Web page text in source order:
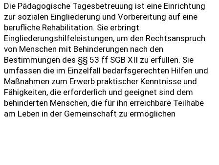
Die Pädagogische Tagesbetreuung ist eine Einrichtung
zur sozialen Eingliederung und Vorbereitung auf eine
berufliche Rehabilitation. Sie erbringt
Eingliederungshilfeleistungen, um den Rechtsanspruch
von Menschen mit Behinderungen nach den
Bestimmungen des §§ 53 ff SGB XII zu erfüllen. Sie
umfassen die im Einzelfall bedarfsgerechten Hilfen und
Maßnahmen zum Erwerb praktischer Kenntnisse und
Fähigkeiten, die erforderlich und geeignet sind dem
behinderten Menschen, die für ihn erreichbare Teilhabe
am Leben in der Gemeinschaft zu ermöglichen